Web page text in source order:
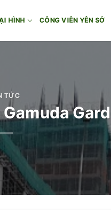
HÌNH CÔNG VIÊN YÊN SỞ
TỨC